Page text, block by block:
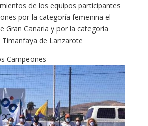
de los equipos participantes
por la categoría femenina el
Gran Canaria y por la categoría
Timanfaya de Lanzarote
Campeones